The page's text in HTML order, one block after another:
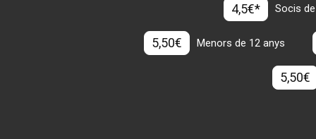
4,5€* Socis
5,50€ Menors de 12 anys
5,50€